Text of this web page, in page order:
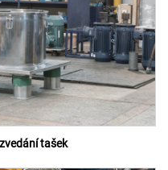
tašek